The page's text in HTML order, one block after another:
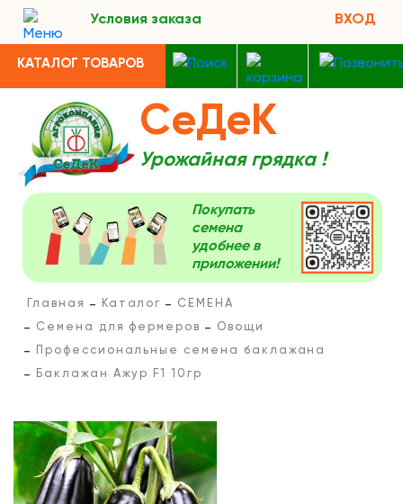
Условия заказа ВХОД
КАТАЛОГ ТОВАРОВ
СеДеК
Урожайная грядка !
Покупать
семена
удобнее в
приложении!
Главная Каталог
СЕМЕНА
Семена для фермеров
Овощи
Профессиональные семена баклажана
Баклажан Ажур F1 10гр